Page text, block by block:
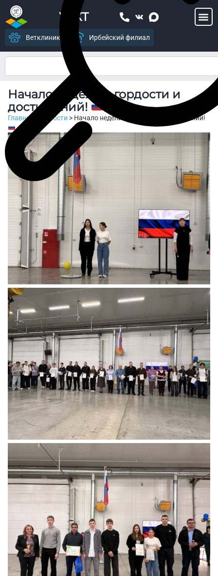
УСХТ
Ветклиника Ирбейский филиал
Начало недели с гордости и
достижений!
Главная Новости > Начало недели с гордости и достижений!